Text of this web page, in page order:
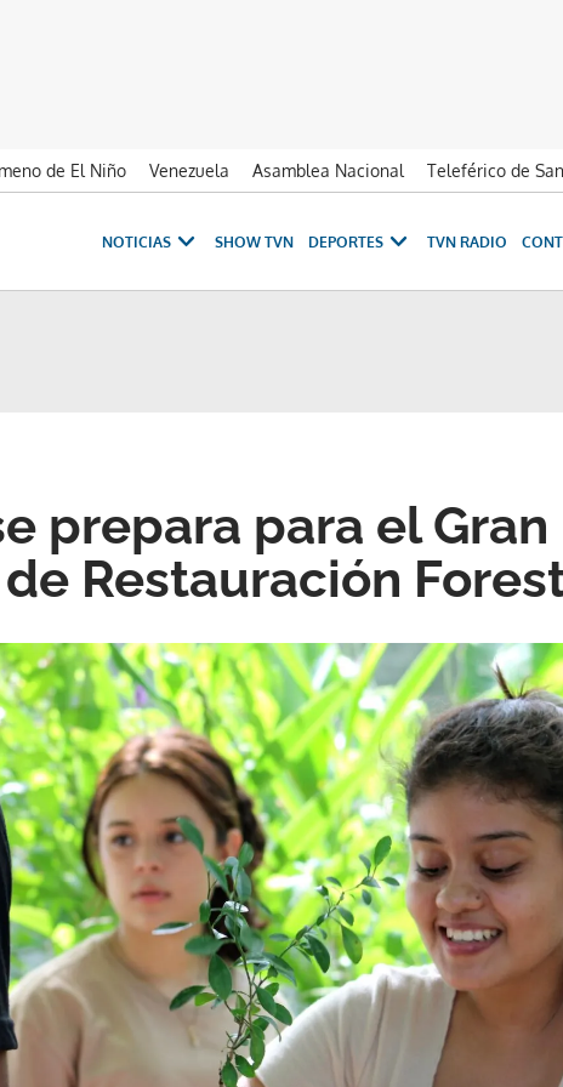
de El Niño Venezuela Asamblea Nacional
Teleférico de
NOTICIAS SHOW TVN DEPORTES TVN RADIO
prepara para el Gran
Restauración